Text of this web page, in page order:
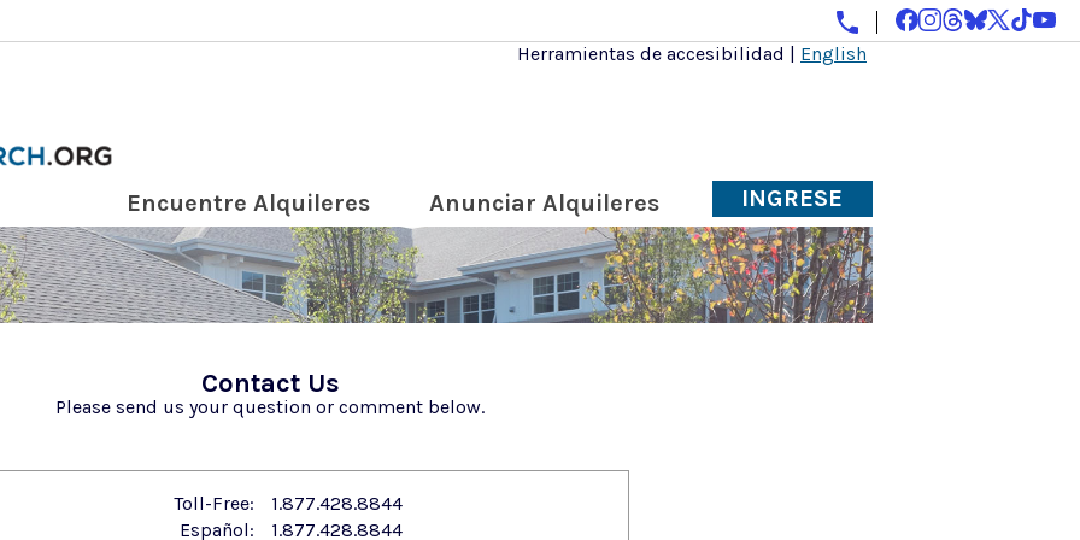
Herramientas de accesibilidad | English
Encuentre Alquileres Anunciar Alquileres INGRESE
Contact Us
Please send us your question or comment below.
1.877.428.8844
1.877.428.8844